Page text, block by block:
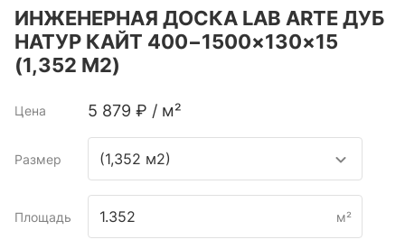
ИНЖЕНЕРНАЯ ДОСКА LAB ARTE ДУБ
НАТУР КАЙТ 400−1500×130×15
(1,352 М2)
Цена 5 879 ₽ / м²
Размер (1,352 м2)
Площадь м²